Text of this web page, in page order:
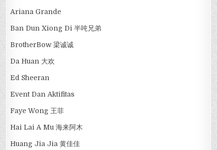
Ariana Grande
Ban Dun Xiong Di 半吨兄弟
BrotherBow 梁诚诚
Da Huan 大欢
Ed Sheeran
Event Dan Aktifitas
Faye Wong 王菲
Hai Lai A Mu 海来阿木
Huang Jia Jia 黄佳佳